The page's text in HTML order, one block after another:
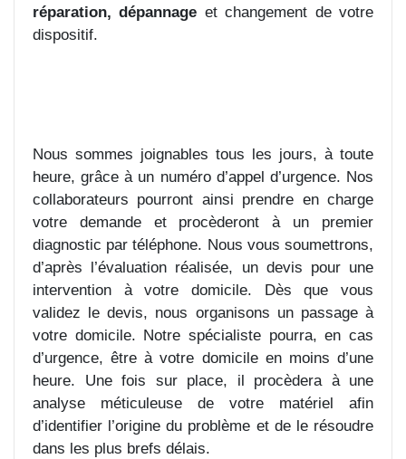
réparation, dépannage et changement de votre
dispositif.
Nous sommes joignables tous les jours, à toute
heure, grâce à un numéro d’appel d’urgence. Nos
collaborateurs pourront ainsi prendre en charge
votre demande et procèderont à un premier
diagnostic par téléphone. Nous vous soumettrons,
d’après l’évaluation réalisée, un devis pour une
intervention à votre domicile. Dès que vous
validez le devis, nous organisons un passage à
votre domicile. Notre spécialiste pourra, en cas
d’urgence, être à votre domicile en moins d’une
heure. Une fois sur place, il procèdera à une
analyse méticuleuse de votre matériel afin
d’identifier l’origine du problème et de le résoudre
dans les plus brefs délais.